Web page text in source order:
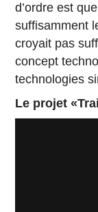
d’ordre est
suffisamment
croyait pas
concept
technologies
Le projet